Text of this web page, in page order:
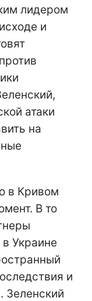
лидером
и
атаки
на
в Кривом
В то
Украине
и
Зеленский